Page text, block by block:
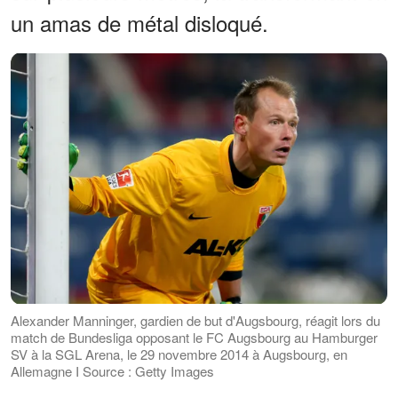
un amas de métal disloqué.
Alexander Manninger, gardien de but d'Augsbourg, réagit lors du
match de Bundesliga opposant le FC Augsbourg au Hamburger
SV à la SGL Arena, le 29 novembre 2014 à Augsbourg, en
Allemagne I Source : Getty Images